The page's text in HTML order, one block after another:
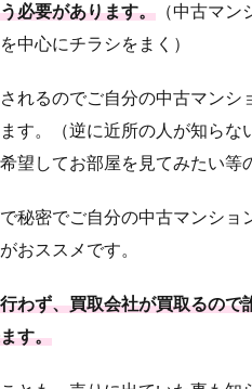
必要があります。 （中古マ
中心にチラシをまく）
れるのでご自分の中古マンシ
す。（逆に近所の人が知らな
望してお部屋を見てみたい等
秘密でご自分の中古マンショ
おススメです。
わず、買取会社が買取るので
す。